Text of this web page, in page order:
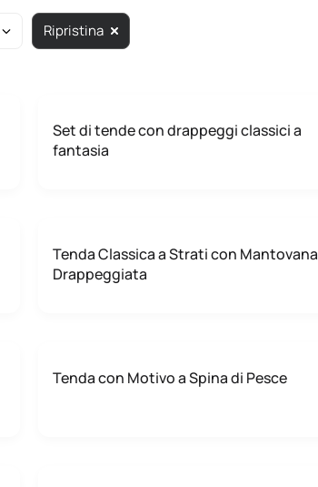
Ripristina
Set di tende con drappeggi classici a
fantasia
Tenda Classica a Strati con Mantovana
Drappeggiata
Tenda con Motivo a Spina di Pesce